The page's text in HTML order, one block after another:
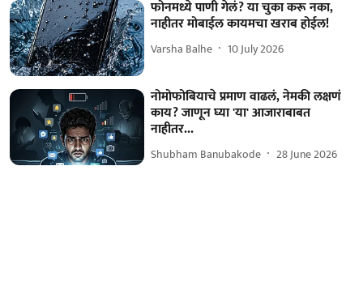
फोनमध्ये पाणी गेलं? या चुका करू नका,
नाहीतर मोबाईल कायमचा खराब होईल!
Varsha Balhe 10 July 2026
नोमोफोबियाचे प्रमाण वाढलं, नेमकी लक्षणं
काय? जाणून घ्या 'या' आजाराबाबत
नाहीतर...
Shubham Banubakode 28 June 2026